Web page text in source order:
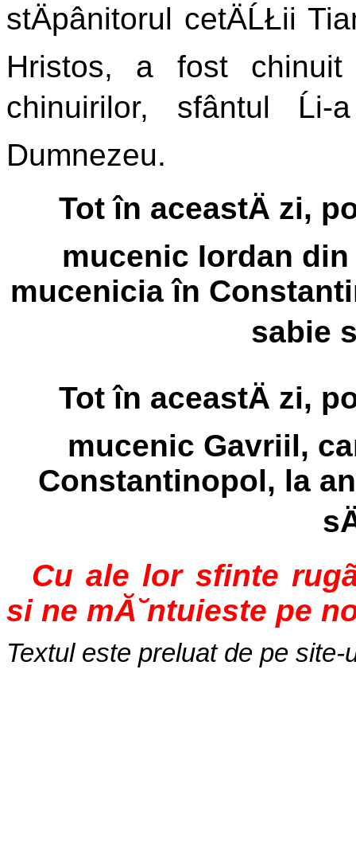
stÄpânitorul cetÄĹŁii
Hristos, a fost
chinuirilor, sfântul
Dumnezeu.
Tot în aceastÄ zi,
mucenic Iordan
mucenicia în
sabie
Tot în aceastÄ zi,
mucenic Gavriil,
Constantinopol, la
Cu ale lor sfinte
si ne mĂ˘ntuieste pe
Textul este preluat de pe